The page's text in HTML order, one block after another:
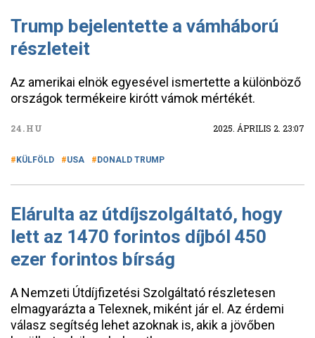
Trump bejelentette a vámháború
részleteit
Az amerikai elnök egyesével ismertette a különböző
országok termékeire kirótt vámok mértékét.
24.HU 2025. ÁPRILIS 2. 23:07
KÜLFÖLD USA DONALD TRUMP
Elárulta az útdíjszolgáltató, hogy
lett az 1470 forintos díjból 450
ezer forintos bírság
A Nemzeti Útdíjfizetési Szolgáltató részletesen
elmagyarázta a Telexnek, miként jár el. Az érdemi
válasz segítség lehet azoknak is, akik a jövőben